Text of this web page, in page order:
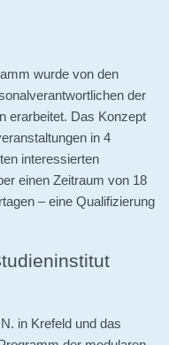
wurde von den
der
erarbeitet. Das Konzept
in 4
interessierten
einen Zeitraum von 18
– eine Qualifizierung
in Krefeld und das